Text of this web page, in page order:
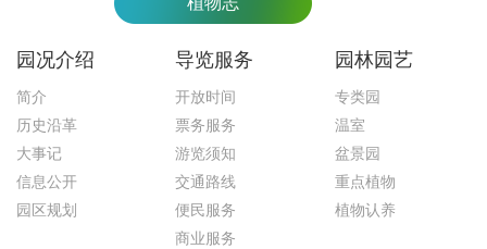
园况介绍
简介
历史沿革
大事记
信息公开
园区规划
导览服务
开放时间
票务服务
游览须知
交通路线
便民服务
商业服务
园林园艺
专类园
温室
盆景园
重点植物
植物认养